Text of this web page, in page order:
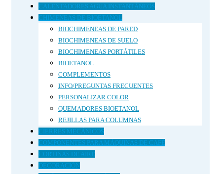
CALENTADORES AGUA INSTANTÁNEOS
CHIMENEAS DE BIOETANOL
BIOCHIMENEAS DE PARED
BIOCHIMENEAS DE SUELO
BIOCHIMENEAS PORTÁTILES
BIOETANOL
COMPLEMENTOS
INFO/PREGUNTAS FRECUENTES
PERSONALIZAR COLOR
QUEMADORES BIOETANOL
REJILLAS PARA COLUMNAS
CIERRES MECÁNICOS
COMPONENTES PARA MÁQUINAS DE CAFÉ
CORTINAS DE AIRE
DECORACIÓN